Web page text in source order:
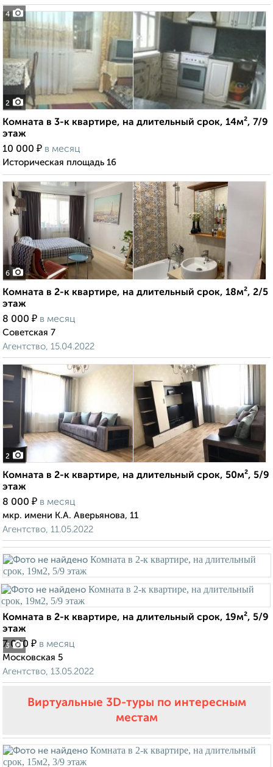
4
2
Комната в 3-к квартире, на длительный срок, 14м², 7/9
этаж
10 000 ₽ в месяц
Историческая площадь 16
6
Комната в 2-к квартире, на длительный срок, 18м², 2/5
этаж
8 000 ₽ в месяц
Советская 7
Агентство, 15.04.2022
2
Комната в 2-к квартире, на длительный срок, 50м², 5/9
этаж
8 000 ₽ в месяц
мкр. имени К.А. Аверьянова, 11
Агентство, 11.05.2022
3
Комната в 2-к квартире, на длительный срок, 19м², 5/9
этаж
7 000 ₽ в месяц
Московская 5
Агентство, 13.05.2022
Виртуальные 3D-туры по интересным
местам